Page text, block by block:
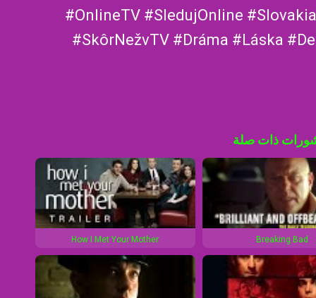
#OnlineTV #SledujOnline
#SkôrNežvTV #Dráma #Láska
ذات صلة
How I Met Your Mother Breaking Bad